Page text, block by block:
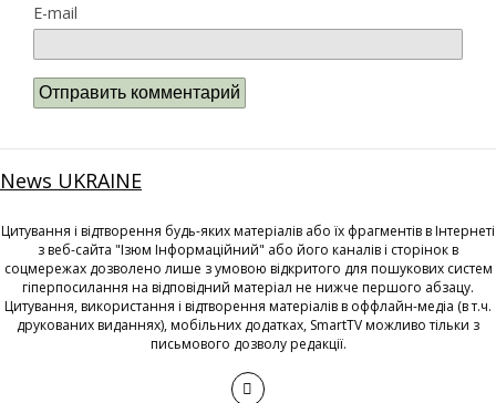
E-mail
News UKRAINE
Цитування і відтворення будь-яких матеріалів або їх фрагментів в Інтернеті
з веб-сайта "Ізюм Інформаційний" або його каналів і сторінок в
соцмережах дозволено лише з умовою відкритого для пошукових систем
гіперпосилання на відповідний матеріал не нижче першого абзацу.
Цитування, використання і відтворення матеріалів в оффлайн-медіа (в т.ч.
друкованих виданнях), мобільних додатках, SmartTV можливо тільки з
письмового дозволу редакції.